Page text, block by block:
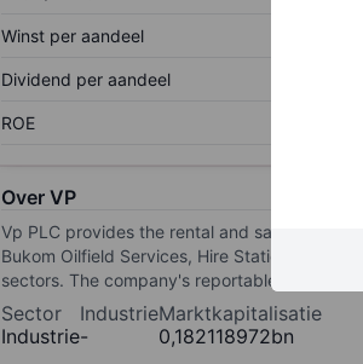
Winst per aandeel
Dividend per aandeel
ROE
Over VP
Vp PLC provides the rental and sale of
Bukom Oilfield Services, Hire Station,
sectors. The company's reportable
Sector
Industrie
Industrie
-
Marktkapitalisatie
0,182118972bn